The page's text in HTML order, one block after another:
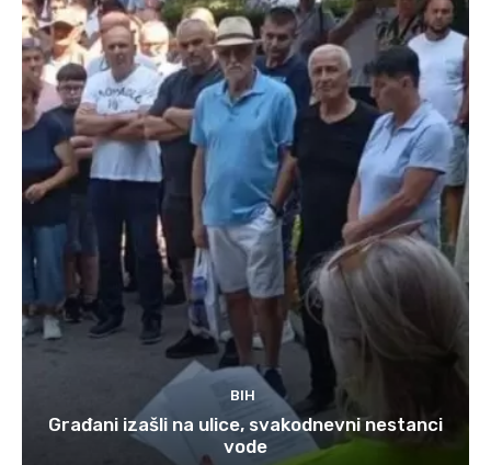
BIH
Građani izašli na ulice, svakodnevni nestanci
vode